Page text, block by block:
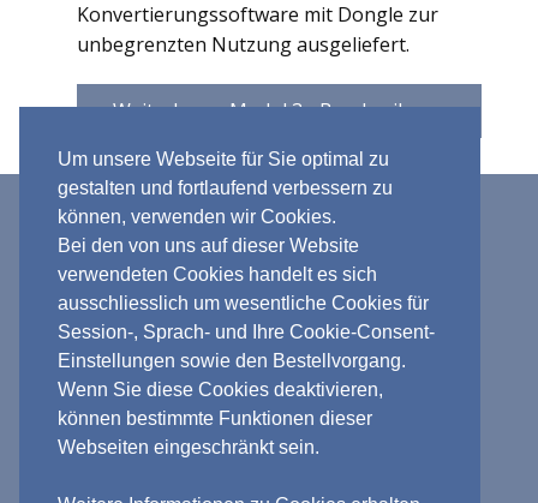
Um unsere Webseite für Sie optimal zu
gestalten und fortlaufend verbessern zu
können, verwenden wir Cookies.
Bei den von uns auf dieser Website
verwendeten Cookies handelt es sich
ausschliesslich um wesentliche Cookies für
Session-, Sprach- und Ihre Cookie-Consent-
Einstellungen sowie den Bestellvorgang.
Wenn Sie diese Cookies deaktivieren,
können bestimmte Funktionen dieser
Webseiten eingeschränkt sein.
Konvertierungssoftware mit Dongle zur
unbegrenzten Nutzung ausgeliefert.
Weiterlesen: Modul 3 - Beschreibung
Verkauf nur an Unternehmer, Gewerbetreibende,
Freiberufler und öffentliche Institutionen. Kein
Verkauf an Verbraucher i.S.d. § 13 BGB.
*** Verkauf und Versand nur innerhalb
Deutschlands, EU und Schweiz ***
CNC-Converting GmbH · Ringstr. 1 ·
34270 Schauenburg · T. +49 (0) 162-
6101504 ·info@cnc-converting.de